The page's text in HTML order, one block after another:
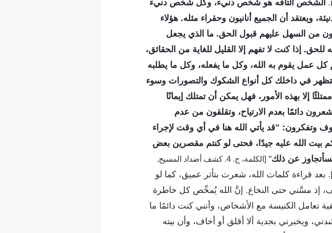
الشخص التافه هو شخص دنيء، وكل شخص دنيء
ويعتقد أن الجميع أنانيون وحقراء مثله. هؤلاء
من السهل عليهم قبول الحق. ما الذي يجعل
إذا كنت لا تفهم إلا القليل للغاية من الحقائق،
كل عمل يقوم به الله، وكل ما يفعله، وكل ما يطلبه
في داخلك كل أنواع الشكوك والتصورات وسوء
إلا بهذه الأمور، فهل يمكن أن تمتلك إيمانًا
دائمًا بعدم الارتياح، وتقلقون من عدم
وتفكرون: "قد يأتي الله هنا في أي وقت لإجراء
بيت الله عليه جيدًا، فحتى لو كنتم مقصرين بعض
عن ذلك"
[الكلمة، ج. 4. كشف أضداد المسيح.
. بعد قراءة كلمات الله، شعرت بتأثر عميق، كما لو
إذ مسَّني حتى النخاع. إنَّ الله يُمحِّص كل خاطرة
تعامل الكنيسة مع الأشخاص، وأنني كنت دائمًا ما
ويخبرني بجدية ألا أقلق أو أخاف، وأن بيته